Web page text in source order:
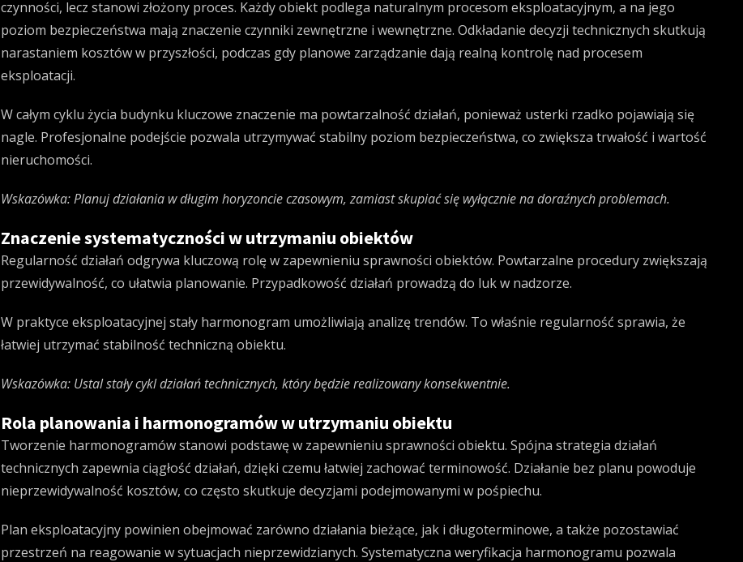
czynności, lecz stanowi złożony proces. Każdy obiekt podlega naturalnym procesom eksploatacyjnym, a na jego
poziom bezpieczeństwa mają znaczenie czynniki zewnętrzne i wewnętrzne. Odkładanie decyzji technicznych skutkują
narastaniem kosztów w przyszłości, podczas gdy planowe zarządzanie dają realną kontrolę nad procesem
eksploatacji.
W całym cyklu życia budynku kluczowe znaczenie ma powtarzalność działań, ponieważ usterki rzadko pojawiają się
nagle. Profesjonalne podejście pozwala utrzymywać stabilny poziom bezpieczeństwa, co zwiększa trwałość i wartość
nieruchomości.
Wskazówka: Planuj działania w długim horyzoncie czasowym, zamiast skupiać się wyłącznie na doraźnych problemach.
Znaczenie systematyczności w utrzymaniu obiektów
Regularność działań odgrywa kluczową rolę w zapewnieniu sprawności obiektów. Powtarzalne procedury zwiększają
przewidywalność, co ułatwia planowanie. Przypadkowość działań prowadzą do luk w nadzorze.
W praktyce eksploatacyjnej stały harmonogram umożliwiają analizę trendów. To właśnie regularność sprawia, że
łatwiej utrzymać stabilność techniczną obiektu.
Wskazówka: Ustal stały cykl działań technicznych, który będzie realizowany konsekwentnie.
Rola planowania i harmonogramów w utrzymaniu obiektu
Tworzenie harmonogramów stanowi podstawę w zapewnieniu sprawności obiektu. Spójna strategia działań
technicznych zapewnia ciągłość działań, dzięki czemu łatwiej zachować terminowość. Działanie bez planu powoduje
nieprzewidywalność kosztów, co często skutkuje decyzjami podejmowanymi w pośpiechu.
Plan eksploatacyjny powinien obejmować zarówno działania bieżące, jak i długoterminowe, a także pozostawiać
przestrzeń na reagowanie w sytuacjach nieprzewidzianych. Systematyczna weryfikacja harmonogramu pozwala